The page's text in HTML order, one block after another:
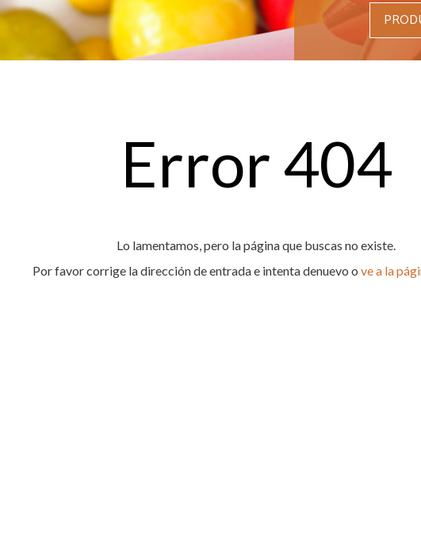
Error 404
Lo lamentamos, pero la página que buscas no existe.
Por favor corrige la dirección de entrada e intenta denuevo o ve a la